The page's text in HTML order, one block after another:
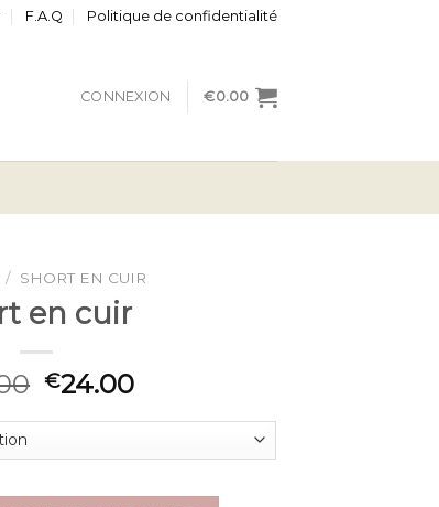
F.A.Q Politique de confidentialité
CONNEXION €0.00
/ SHORT EN CUIR
en cuir
€24.00